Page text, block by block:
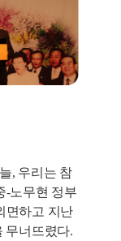
, 우리는 참
-노무현 정부
면하고 지난
무너뜨렸다.